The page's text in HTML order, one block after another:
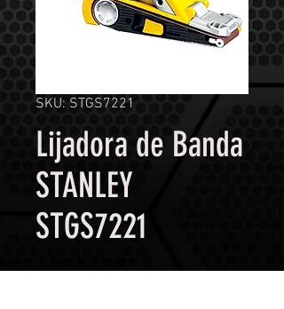
SKU: STGS7221
Lijadora de Banda
STANLEY
STGS7221